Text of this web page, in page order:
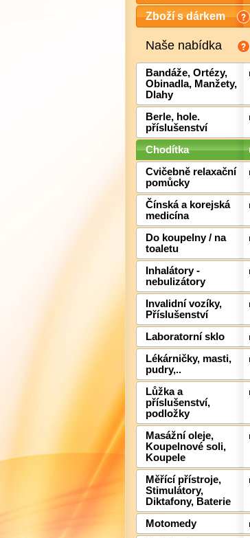
Zboží s dárkem
Naše nabídka
Bandáže, Ortézy,
Obinadla, Manžety,
Dlahy
Berle, hole.
příslušenství
Chodítka
Cvičebně relaxační
pomůcky
Čínská a korejská
medicína
Do koupelny / na
toaletu
Inhalátory -
nebulizátory
Invalidní vozíky,
Příslušenství
Laboratorní sklo
Lékárničky, masti,
pudry,..
Lůžka a
příslušenství,
podložky
Masážní oleje,
Koupelnové soli,
Koupele
Měřící přístroje,
Stimulátory,
Diktafony, Baterie
Motomedy